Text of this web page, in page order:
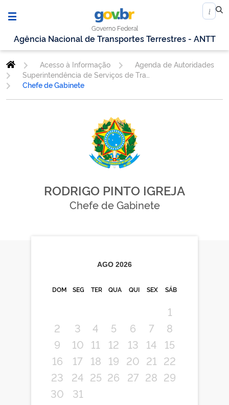
Governo Federal
Agência Nacional de Transportes Terrestres - ANTT
Acesso à Informação
Agenda de Autoridades
Chefe de Gabinete
RODRIGO PINTO IGREJA
Chefe de Gabinete
AGO 2026
DOM SEG TER QUA QUI SEX SÁB
1
2
3 4 5 6 7
8
9
10 11 12 13 14
15
16
17 18 19 20 21
22
23
24 25 26 27 28 29
30
31